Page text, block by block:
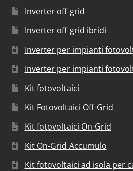
Inverter off grid
Inverter off grid ibridi
Inverter per impianti
Inverter per impianti
Kit fotovoltaici
Kit Fotovoltaici Off-Grid
Kit fotovoltaici On-Grid
Kit On-Grid Accumulo
Kit fotovoltaici ad isola per